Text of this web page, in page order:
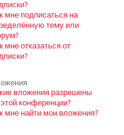
мне подписаться на
тему или
мне отказаться от
вложения разрешены
конференции?
мне найти мои вложения?